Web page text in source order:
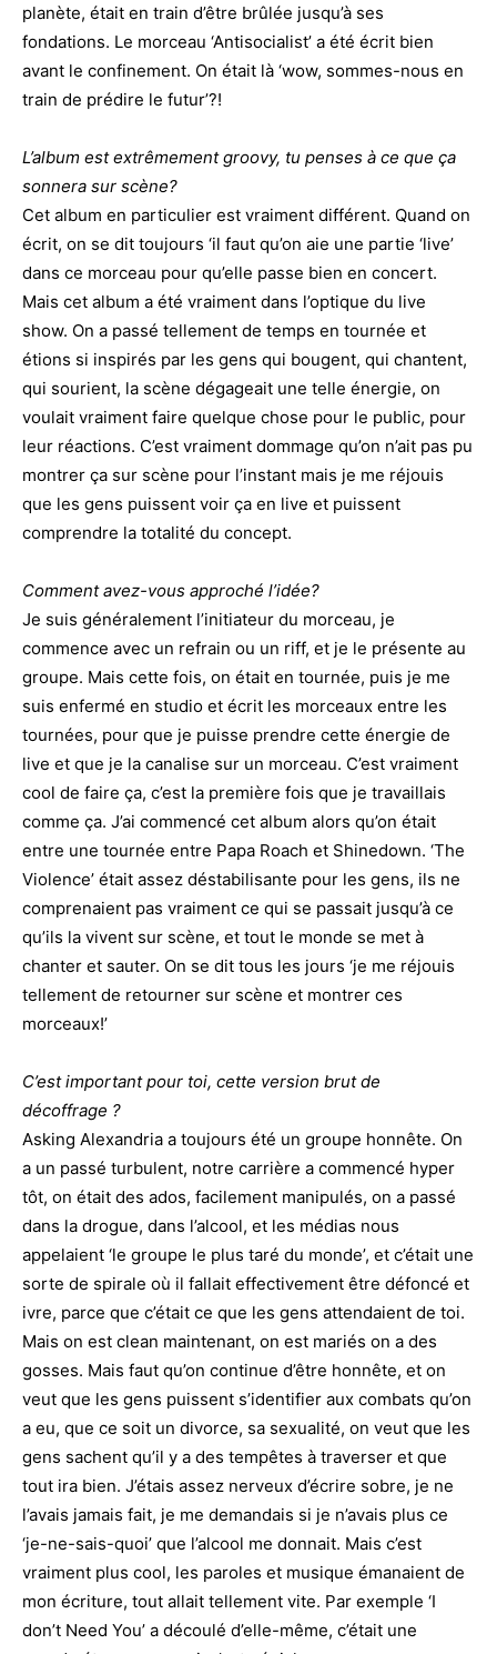
planète, était en train d’être brûlée jusqu’à ses
fondations. Le morceau ‘Antisocialist’ a été écrit bien
avant le confinement. On était là ‘wow, sommes-nous en
train de prédire le futur’?!
L’album est extrêmement groovy, tu penses à ce que ça
sonnera sur scène?
Cet album en particulier est vraiment différent. Quand on
écrit, on se dit toujours ‘il faut qu’on aie une partie ‘live’
dans ce morceau pour qu’elle passe bien en concert.
Mais cet album a été vraiment dans l’optique du live
show. On a passé tellement de temps en tournée et
étions si inspirés par les gens qui bougent, qui chantent,
qui sourient, la scène dégageait une telle énergie, on
voulait vraiment faire quelque chose pour le public, pour
leur réactions. C’est vraiment dommage qu’on n’ait pas pu
montrer ça sur scène pour l’instant mais je me réjouis
que les gens puissent voir ça en live et puissent
comprendre la totalité du concept.
Comment avez-vous approché l’idée?
Je suis généralement l’initiateur du morceau, je
commence avec un refrain ou un riff, et je le présente au
groupe. Mais cette fois, on était en tournée, puis je me
suis enfermé en studio et écrit les morceaux entre les
tournées, pour que je puisse prendre cette énergie de
live et que je la canalise sur un morceau. C’est vraiment
cool de faire ça, c’est la première fois que je travaillais
comme ça. J’ai commencé cet album alors qu’on était
entre une tournée entre Papa Roach et Shinedown. ‘The
Violence’ était assez déstabilisante pour les gens, ils ne
comprenaient pas vraiment ce qui se passait jusqu’à ce
qu’ils la vivent sur scène, et tout le monde se met à
chanter et sauter. On se dit tous les jours ‘je me réjouis
tellement de retourner sur scène et montrer ces
morceaux!’
C’est important pour toi, cette version brut de
décoffrage ?
Asking Alexandria a toujours été un groupe honnête. On
a un passé turbulent, notre carrière a commencé hyper
tôt, on était des ados, facilement manipulés, on a passé
dans la drogue, dans l’alcool, et les médias nous
appelaient ‘le groupe le plus taré du monde’, et c’était une
sorte de spirale où il fallait effectivement être défoncé et
ivre, parce que c’était ce que les gens attendaient de toi.
Mais on est clean maintenant, on est mariés on a des
gosses. Mais faut qu’on continue d’être honnête, et on
veut que les gens puissent s’identifier aux combats qu’on
a eu, que ce soit un divorce, sa sexualité, on veut que les
gens sachent qu’il y a des tempêtes à traverser et que
tout ira bien. J’étais assez nerveux d’écrire sobre, je ne
l’avais jamais fait, je me demandais si je n’avais plus ce
‘je-ne-sais-quoi’ que l’alcool me donnait. Mais c’est
vraiment plus cool, les paroles et musique émanaient de
mon écriture, tout allait tellement vite. Par exemple ‘I
don’t Need You’ a découlé d’elle-même, c’était une